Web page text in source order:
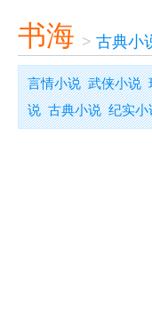
书海 > 古典小
言情小说 武侠小说
说 古典小说 纪实小